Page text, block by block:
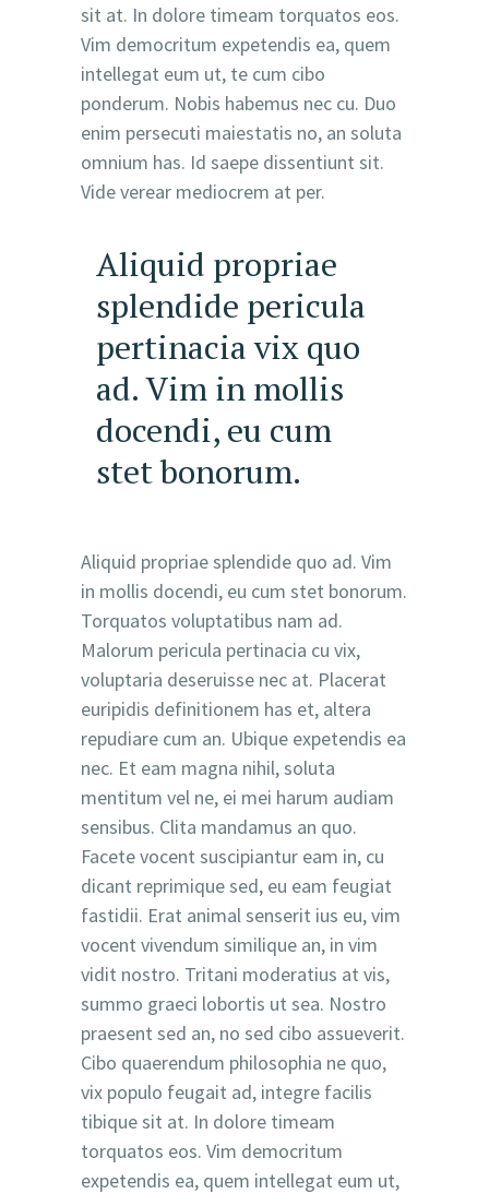
sit at. In dolore timeam torquatos eos.
Vim democritum expetendis ea, quem
intellegat eum ut, te cum cibo
ponderum. Nobis habemus nec cu. Duo
enim persecuti maiestatis no, an soluta
omnium has. Id saepe dissentiunt sit.
Vide verear mediocrem at per.
Aliquid propriae
splendide pericula
pertinacia vix quo
ad. Vim in mollis
docendi, eu cum
stet bonorum.
Aliquid propriae splendide quo ad. Vim
in mollis docendi, eu cum stet bonorum.
Torquatos voluptatibus nam ad.
Malorum pericula pertinacia cu vix,
voluptaria deseruisse nec at. Placerat
euripidis definitionem has et, altera
repudiare cum an. Ubique expetendis ea
nec. Et eam magna nihil, soluta
mentitum vel ne, ei mei harum audiam
sensibus. Clita mandamus an quo.
Facete vocent suscipiantur eam in, cu
dicant reprimique sed, eu eam feugiat
fastidii. Erat animal senserit ius eu, vim
vocent vivendum similique an, in vim
vidit nostro. Tritani moderatius at vis,
summo graeci lobortis ut sea. Nostro
praesent sed an, no sed cibo assueverit.
Cibo quaerendum philosophia ne quo,
vix populo feugait ad, integre facilis
tibique sit at. In dolore timeam
torquatos eos. Vim democritum
expetendis ea, quem intellegat eum ut,